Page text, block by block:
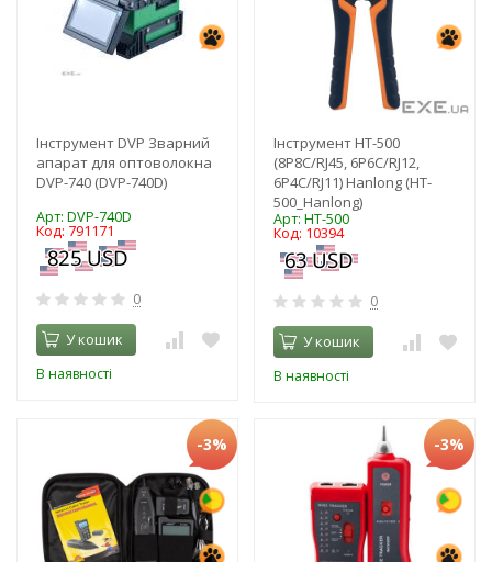
Інструмент DVP Зварний
апарат для оптоволокна
DVP-740 (DVP-740D)
Арт: DVP-740D
Код: 791171
0
У кошик
В наявності
Інструмент HT-500
(8P8C/RJ45, 6P6C/RJ12,
6P4C/RJ11) Hanlong (HT-
500_Hanlong)
Арт: HT-500
Код: 10394
0
У кошик
В наявності
-3% -3%